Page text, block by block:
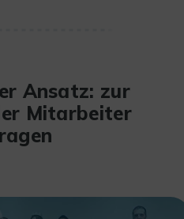
Ansatz: zur
Mitarbeiter